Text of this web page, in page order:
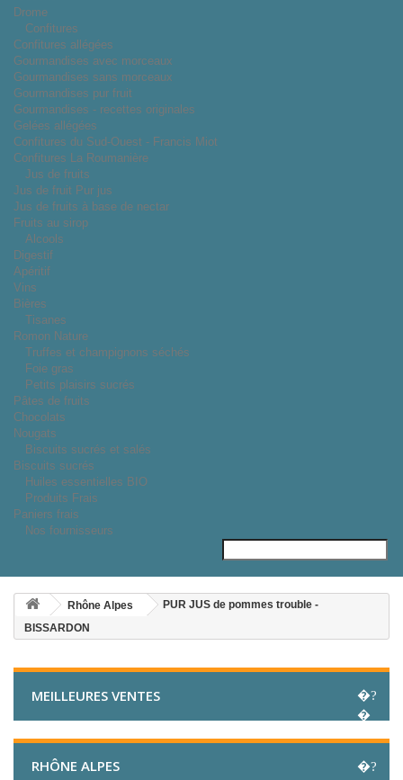
Drome
Confitures
Confitures allégées
Gourmandises avec morceaux
Gourmandises sans morceaux
Gourmandises pur fruit
Gourmandises - recettes originales
Gelées allégées
Confitures du Sud-Ouest - Francis Miot
Confitures La Roumanière
Jus de fruits
Jus de fruit Pur jus
Jus de fruits à base de nectar
Fruits au sirop
Alcools
Digestif
Apéritif
Vins
Bières
Tisanes
Romon Nature
Truffes et champignons séchés
Foie gras
Petits plaisirs sucrés
Pâtes de fruits
Chocolats
Nougats
Biscuits sucrés et salés
Biscuits sucrés
Huiles essentielles BIO
Produits Frais
Paniers frais
Nos fournisseurs
Rhône Alpes
PUR JUS de pommes trouble -
BISSARDON
MEILLEURES VENTES
RHÔNE ALPES